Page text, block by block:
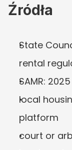
Źródła
State
rental
SAMR:
local
platform
court or